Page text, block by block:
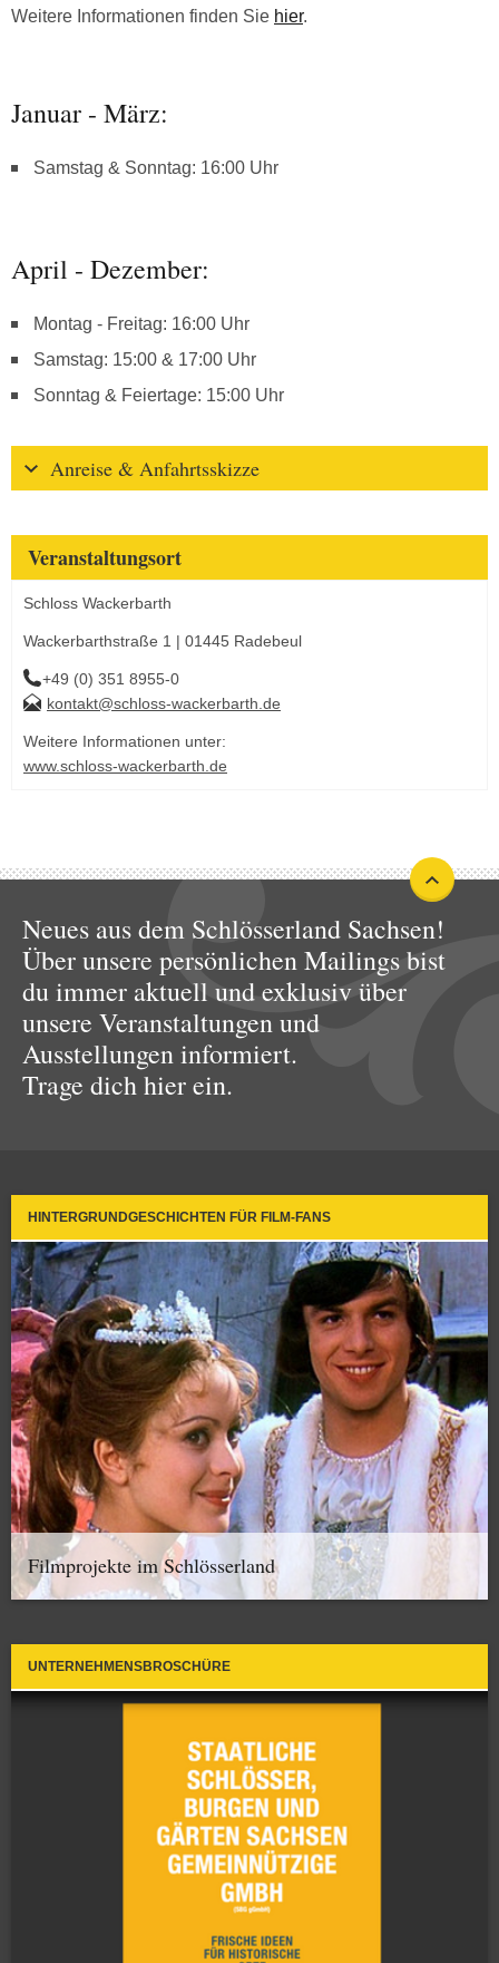
Weitere Informationen finden Sie hier.
Januar - März:
Samstag & Sonntag: 16:00 Uhr
April - Dezember:
Montag - Freitag: 16:00 Uhr
Samstag: 15:00 & 17:00 Uhr
Sonntag & Feiertage: 15:00 Uhr
Anreise & Anfahrtsskizze
Veranstaltungsort
Schloss Wackerbarth
Wackerbarthstraße 1 | 01445 Radebeul
+49 (0) 351 8955-0
kontakt@schloss-wackerbarth.de
Weitere Informationen unter:
www.schloss-wackerbarth.de
Neues aus dem Schlösserland Sachsen!
Über unsere persönlichen Mailings bist
du immer aktuell und exklusiv über
unsere Veranstaltungen und
Ausstellungen informiert.
Trage dich hier ein.
HINTERGRUNDGESCHICHTEN FÜR FILM-FANS
Filmprojekte im Schlösserland
UNTERNEHMENSBROSCHÜRE